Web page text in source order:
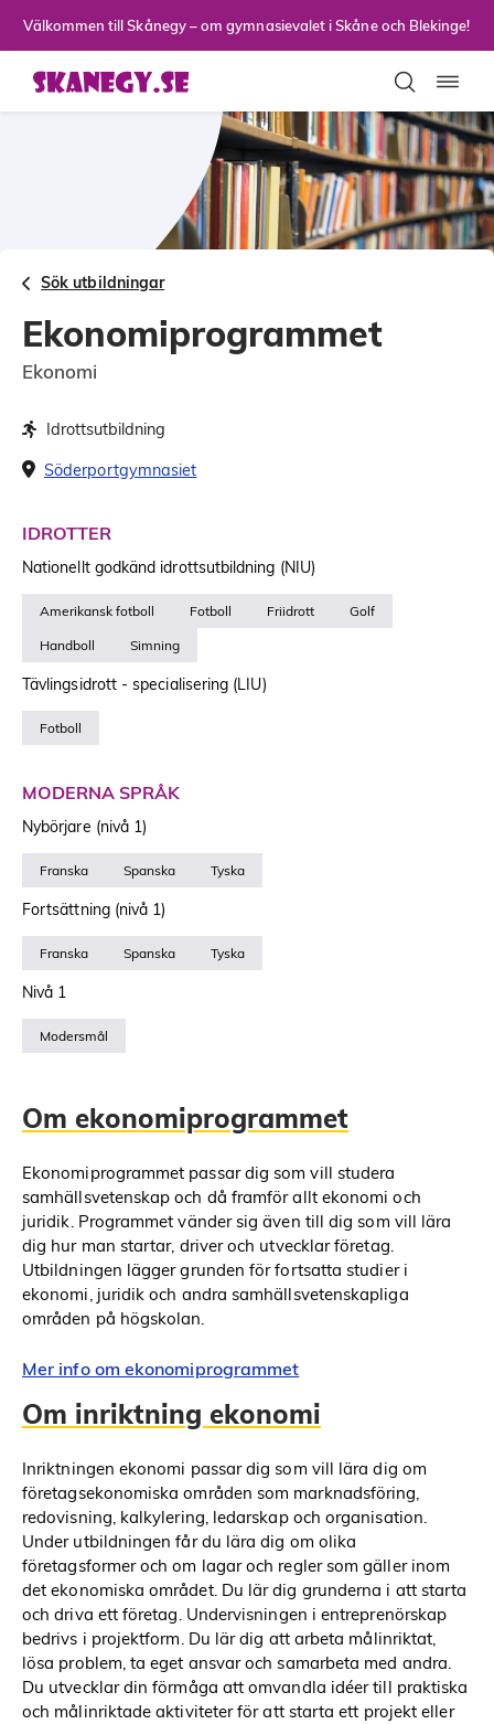
Välkommen till Skånegy – om gymnasievalet i Skåne och Blekinge!
Sök utbildningar
Ekonomiprogrammet
Ekonomi
Idrottsutbildning
Söderportgymnasiet
IDROTTER
Nationellt godkänd idrottsutbildning (NIU)
Amerikansk fotboll Fotboll Friidrott Golf
Handboll Simning
Tävlingsidrott - specialisering (LIU)
Fotboll
MODERNA SPRÅK
Nybörjare (nivå 1)
Franska Spanska Tyska
Fortsättning (nivå 1)
Franska Spanska Tyska
Nivå 1
Modersmål
Om ekonomiprogrammet
Ekonomiprogrammet passar dig som vill studera
samhällsvetenskap och då framför allt ekonomi och
juridik. Programmet vänder sig även till dig som vill lära
dig hur man startar, driver och utvecklar företag.
Utbildningen lägger grunden för fortsatta studier i
ekonomi, juridik och andra samhällsvetenskapliga
områden på högskolan.
Mer info om ekonomiprogrammet
Om inriktning ekonomi
Inriktningen ekonomi passar dig som vill lära dig om
företagsekonomiska områden som marknadsföring,
redovisning, kalkylering, ledarskap och organisation.
Under utbildningen får du lära dig om olika
företagsformer och om lagar och regler som gäller inom
det ekonomiska området. Du lär dig grunderna i att starta
och driva ett företag. Undervisningen i entreprenörskap
bedrivs i projektform. Du lär dig att arbeta målinriktat,
lösa problem, ta eget ansvar och samarbeta med andra.
Du utvecklar din förmåga att omvandla idéer till praktiska
och målinriktade aktiviteter för att starta ett projekt eller